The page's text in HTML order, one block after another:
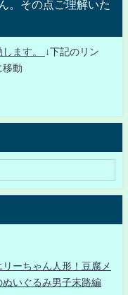
。その点ご理解いた
ます。
↓下記のリン
移動
ーちゃん人形！豆腐メ
いぐるみ男子末路編